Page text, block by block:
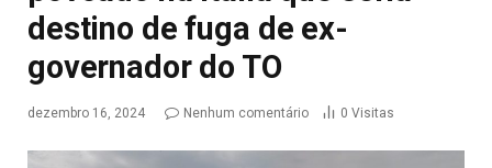
destino de fuga de ex-
governador do TO
dezembro 16, 2024 Nenhum comentário 0 Visitas